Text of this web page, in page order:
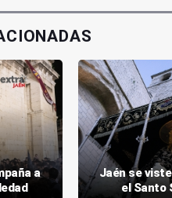
a
Jaén se
el Santo